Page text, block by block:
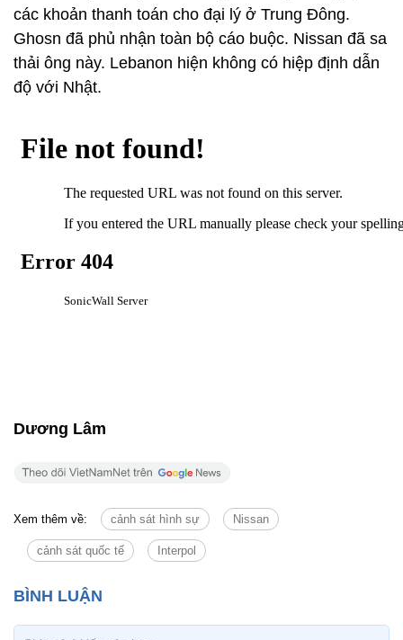
các khoản thanh toán cho đại lý ở Trung Đông.
Ghosn đã phủ nhận toàn bộ cáo buộc. Nissan đã sa
thải ông này. Lebanon hiện không có hiệp định dẫn
độ với Nhật.
Dương Lâm
Xem thêm về: cảnh sát hình sự Nissan
cảnh sát quốc tế Interpol